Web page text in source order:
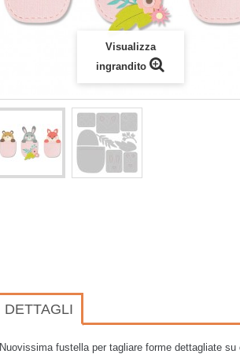
Visualizza
ingrandito
DETTAGLI
Nuovissima fustella per tagliare forme dettagliate